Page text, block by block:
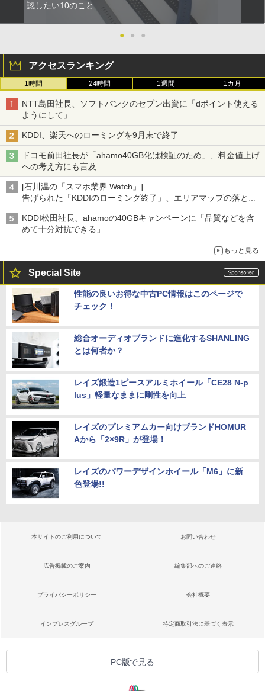
認したい10のこと
● ● ●
アクセスランキング
1時間 24時間 1週間 1カ月
NTT島田社長、ソフトバンクのセブン出資に「dポイント使える
ようにして」
KDDI、楽天へのローミングを9月末で終了
ドコモ前田社長が「ahamo40GB化は検証のため」、料金値上げ
への考え方にも言及
[石川温の「スマホ業界 Watch」]
告げられた「KDDIのローミング終了」、エリアマップの落とし
穴と楽天モバイルの課題
KDDI松田社長、ahamoの40GBキャンペーンに「品質などを含
めて十分対抗できる」
もっと見る
Special Site
性能の良いお得な中古PC情報はこのページで
チェック！
総合オーディオブランドに進化するSHANLING
とは何者か？
レイズ鍛造1ピースアルミホイール「CE28 N-p
lus」軽量なままに剛性を向上
レイズのプレミアムカー向けブランドHOMUR
Aから「2×9R」が登場！
レイズのパワーデザインホイール「M6」に新
色登場!!
本サイトのご利用について お問い合わせ
広告掲載のご案内 編集部へのご連絡
プライバシーポリシー 会社概要
インプレスグループ 特定商取引法に基づく表示
PC版で見る